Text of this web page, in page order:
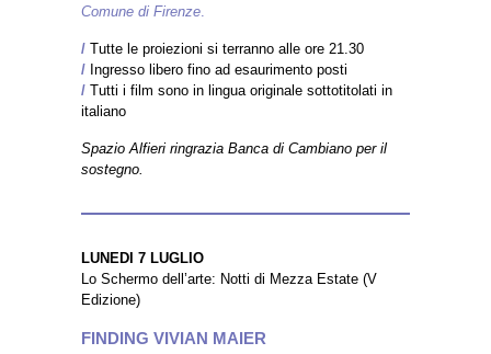
Comune di Firenze
/ Tutte le proiezioni si terranno alle ore 21.30
/ Ingresso libero fino ad esaurimento posti
/ Tutti i film sono in lingua originale sottotitolati in
italiano
Spazio Alfieri ringrazia Banca di Cambiano per il
sostegno.
LUNEDI 7 LUGLIO
Lo Schermo dell’arte: Notti di Mezza Estate (V
Edizione)
FINDING VIVIAN MAIER